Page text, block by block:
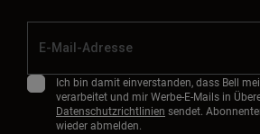
Ich bin damit einverstanden, dass Bell
verarbeitet und mir Werbe-E-Mails in
Datenschutzrichtlinien sendet.
wieder abmelden.